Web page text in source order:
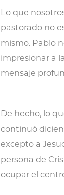
Lo que
pastorado no
mismo. Pablo
impresionar a
mensaje
De hecho, lo
continuó
excepto a
persona de
ocupar el